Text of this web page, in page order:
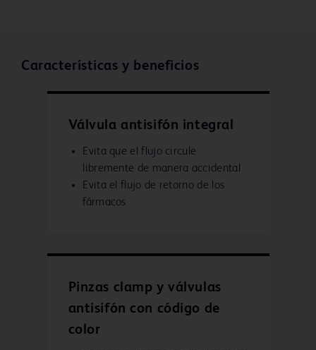
Características y beneficios
Válvula antisifón integral
Evita que el flujo circule
libremente de manera accidental
Evita el flujo de retorno de los
fármacos
Pinzas clamp y válvulas
antisifón con código de
color